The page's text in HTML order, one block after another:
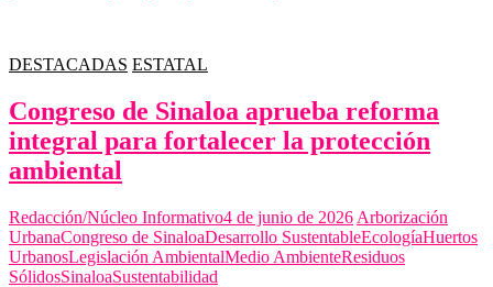
DESTACADAS ESTATAL
Congreso de Sinaloa aprueba reforma
integral para fortalecer la protección
ambiental
Redacción/Núcleo Informativo4 de junio de 2026 Arborización
UrbanaCongreso de SinaloaDesarrollo SustentableEcologíaHuertos
UrbanosLegislación AmbientalMedio AmbienteResiduos
SólidosSinaloaSustentabilidad